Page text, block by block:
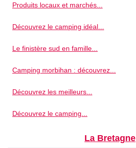
Produits locaux et marchés...
Découvrez le camping idéal...
Le finistère sud en famille...
Camping morbihan : découvrez...
Découvrez les meilleurs...
Découvrez le camping...
La Bretagne